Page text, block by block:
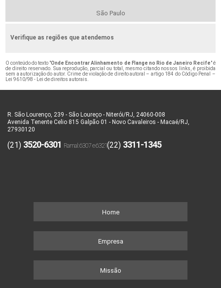
São Paulo
Verifique as regiões que atendemos
O conteúdo do texto "Onde Encontrar Alinhamento de Flange no Rio de Janeiro Recife" é
de direito reservado. Sua reprodução, parcial ou total, mesmo citando nossos links, é proibida
sem a autorização do autor. Crime de violação de direito autoral – artigo 184 do Código Penal –
Lei 9610/98 - Lei de direitos autorais
R. São Lourenço, 239 - São Loureço - Niterói/RJ, 24060-008
Avenida Tenente Celio 815 Galpão 01 - Novo Cavaleiros - Macaé/RJ,
27930120
(21) 3520-6301 (22) 3311-1345
Home
Empresa
Missão